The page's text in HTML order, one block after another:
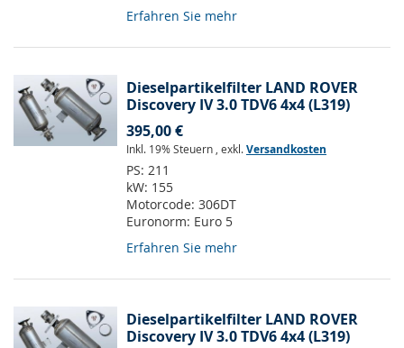
Erfahren Sie mehr
Dieselpartikelfilter LAND ROVER
Discovery IV 3.0 TDV6 4x4 (L319)
395,00 €
Inkl. 19% Steuern , exkl.Versandkosten
PS: 211
kW: 155
Motorcode: 306DT
Euronorm: Euro 5
Erfahren Sie mehr
Dieselpartikelfilter LAND ROVER
Discovery IV 3.0 TDV6 4x4 (L319)